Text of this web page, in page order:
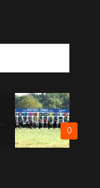
0